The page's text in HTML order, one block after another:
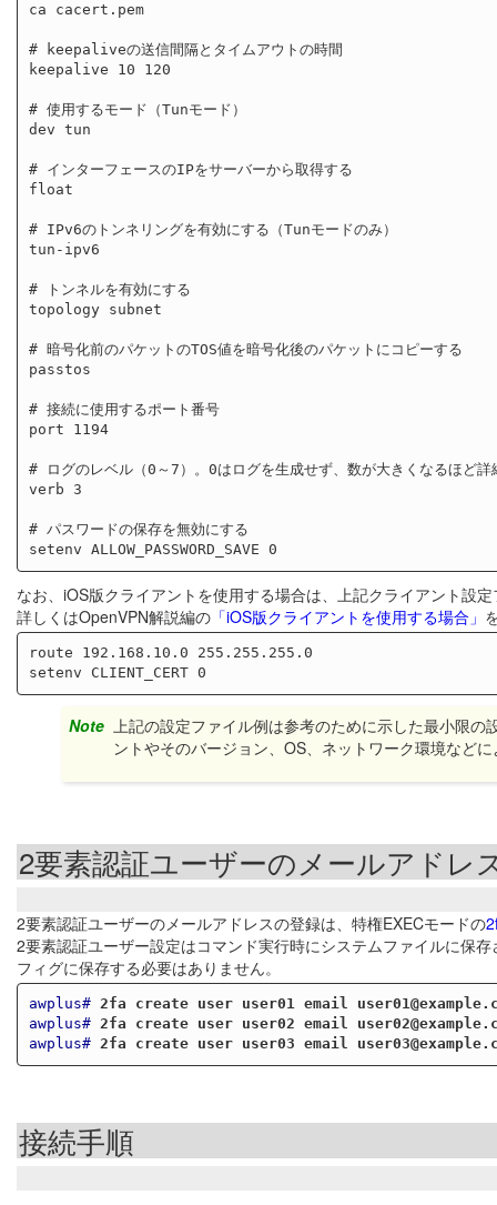
ca cacert.pem
# keepaliveの送信間隔とタイムアウトの時間
keepalive 10 120
# 使用するモード（Tunモード）
dev tun
# インターフェースのIPをサーバーから取得する
float
# IPv6のトンネリングを有効にする（Tunモードのみ）
tun-ipv6
# トンネルを有効にする
topology subnet
# 暗号化前のパケットのTOS値を暗号化後のパケットにコピーする
passtos
# 接続に使用するポート番号
port 1194
# ログのレベル（0～7）。0はログを生成せず、数が大きくなるほど詳
verb 3
# パスワードの保存を無効にする
なお、iOS版クライアントを使用する場合は、上記クライアント設
詳しくはOpenVPN解説編の 「iOS版クライアントを使用する場合」
route 192.168.10.0 255.255.255.0
Note 上記の設定ファイル例は参考のために示した最小限
ントやそのバージョン、OS、ネットワーク環境など
2要素認証ユーザーのメールアドレ
2要素認証ユーザーのメールアドレスの登録は、特権EXECモードの
2要素認証ユーザー設定はコマンド実行時にシステムファイルに保
フィグに保存する必要はありません。
awplus# 2fa create user user01 email
awplus# 2fa create user user02 email
awplus# 2fa create user user03 email
接続手順